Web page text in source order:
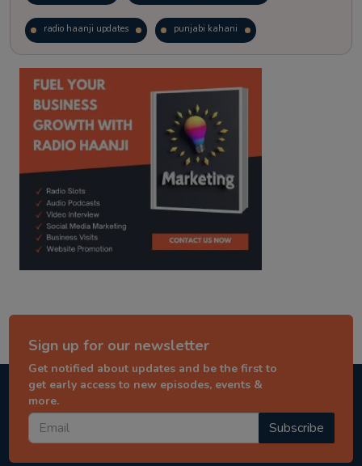
radio haanji updates punjabi kahani
kitaab kahani punjabi story
Sign up for our newsletter
Get notified about updates and be the first to
get early access to new episodes, events &
more.
Subscribe